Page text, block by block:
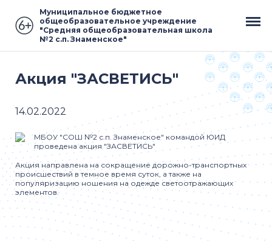
Муниципальное бюджетное
общеобразовательное учреждение
"Средняя общеобразовательная школа
№2 с.п. Знаменское"
Акция "ЗАСВЕТИСЬ"
14.02.2022
МБОУ "СОШ №2 с.п. Знаменское" командой ЮИД
проведена акция "ЗАСВЕТИСЬ"
Акция направлена на сокращение дорожно-транспортных
происшествий в темное время суток, а также на
популяризацию ношения на одежде светоотражающих
элементов.